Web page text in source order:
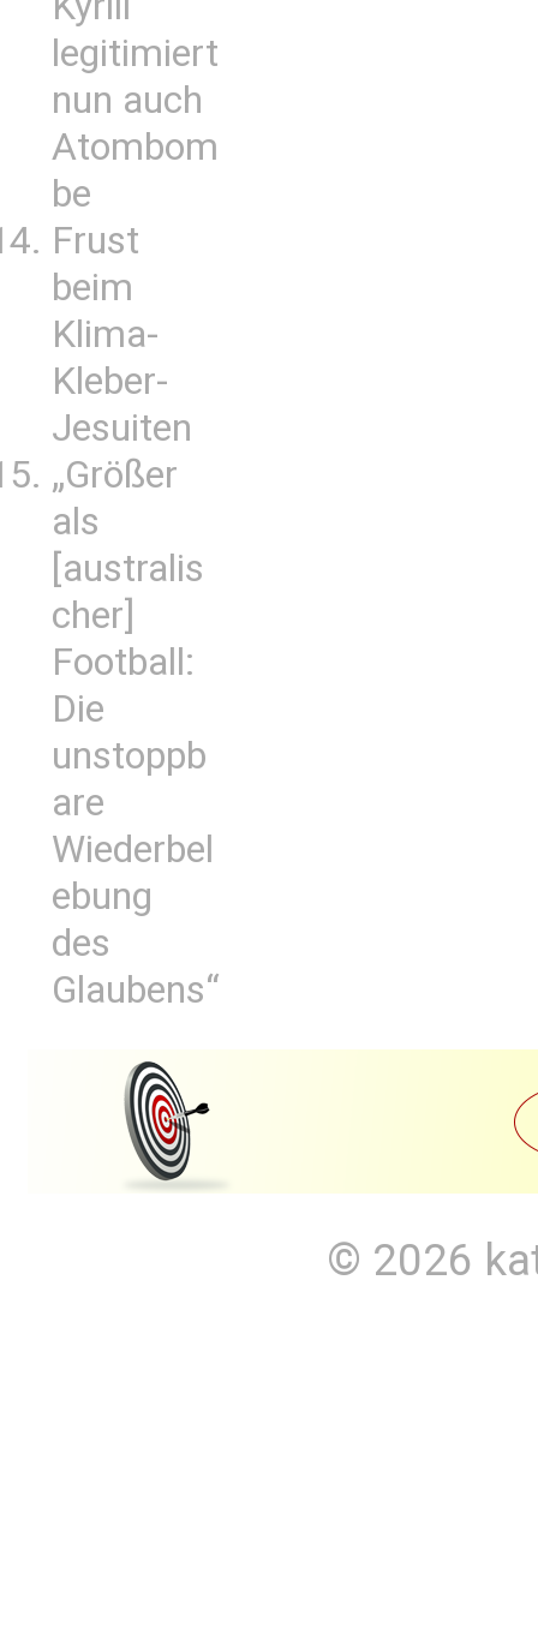
legitimiert
nun auch
Atombom
be
Frust
beim
Klima-
Kleber-
Jesuiten
„Größer
als
[australis
cher]
Football:
Die
unstoppb
are
Wiederbel
ebung
des
Glaubens“
© 2026